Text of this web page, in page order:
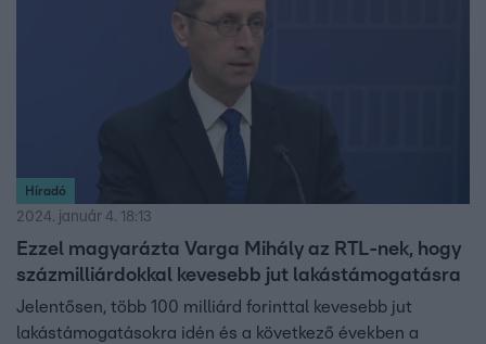
Híradó
2024. január 4. 18:13
Ezzel magyarázta Varga Mihály az RTL-nek, hogy
százmilliárdokkal kevesebb jut lakástámogatásra
Jelentősen, több 100 milliárd forinttal kevesebb jut
lakástámogatásokra idén és a következő években a